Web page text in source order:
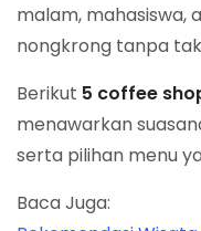
malam, mahasiswa,
nongkrong tanpa
Berikut 5 coffee
menawarkan
serta pilihan menu
Baca Juga: